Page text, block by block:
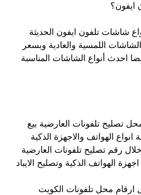
ايفون؟
شاشات تلفون ايفون الحديثة
اللمسية والعادية وبسعر
احدث أنواع الشاشات المناسبة
تصليح تلفونات العارضية بيع
انواع الهواتف والاجهزة الذكية
رقم تصليح تلفونات العارضية
الهواتف الذكية وتصليح الايباد
ارقام محل تلفونات الكويت